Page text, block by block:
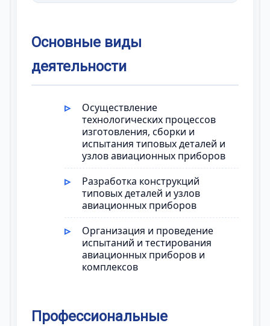
Основные виды
деятельности
Осуществление
технологических процессов
изготовления, сборки и
испытания типовых деталей и
узлов авиационных приборов
Разработка конструкций
типовых деталей и узлов
авиационных приборов
Организация и проведение
испытаний и тестирования
авиационных приборов и
комплексов
Профессиональные